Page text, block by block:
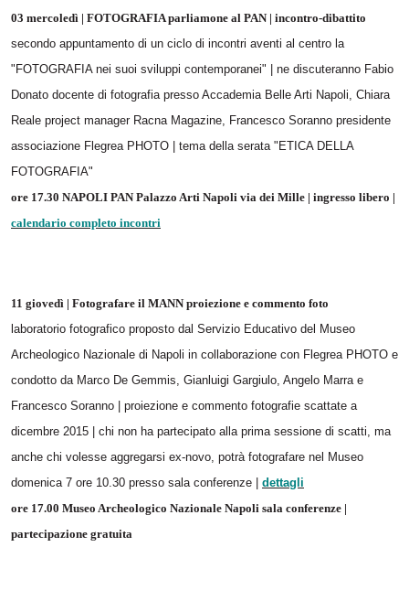
03 mercoledì | FOTOGRAFIA parliamone al PAN | incontro-dibattito
secondo appuntamento di un ciclo di incontri aventi al centro la
"FOTOGRAFIA nei suoi sviluppi contemporanei" | ne discuteranno Fabio
Donato docente di fotografia presso Accademia Belle Arti Napoli, Chiara
Reale project manager Racna Magazine, Francesco Soranno presidente
associazione Flegrea PHOTO | tema della serata "ETICA DELLA
FOTOGRAFIA"
ore 17.30 NAPOLI PAN Palazzo Arti Napoli via dei Mille | ingresso libero |
calendario completo incontri
11 giovedì | Fotografare il MANN proiezione e commento foto
laboratorio fotografico proposto dal Servizio Educativo del Museo
Archeologico Nazionale di Napoli in collaborazione con Flegrea PHOTO e
condotto da Marco De Gemmis, Gianluigi Gargiulo, Angelo Marra e
Francesco Soranno | proiezione e commento fotografie scattate a
dicembre 2015 | chi non ha partecipato alla prima sessione di scatti, ma
anche chi volesse aggregarsi ex-novo, potrà fotografare nel Museo
domenica 7 ore 10.30 presso sala conferenze | dettagli
ore 17.00 Museo Archeologico Nazionale Napoli sala conferenze |
partecipazione gratuita